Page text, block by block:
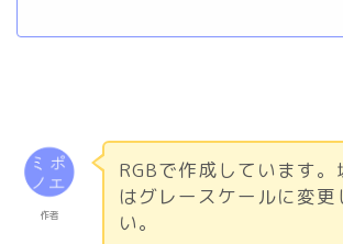
作者
RGBで作成しています。
はグレースケールに変更
い。